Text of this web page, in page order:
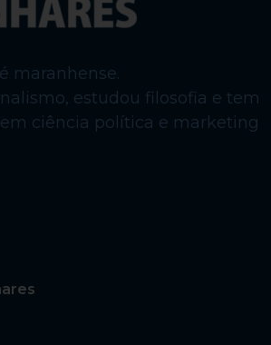
maranhense.
estudou filosofia e tem
ciência política e marketing